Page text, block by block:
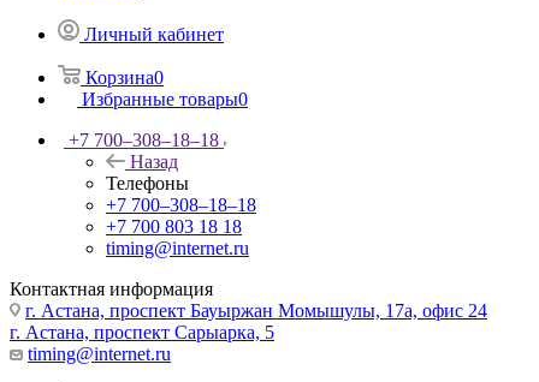
Личный кабинет
Корзина0
Избранные товары0
+7 700‒308‒18‒18
Назад
Телефоны
+7 700‒308‒18‒18
+7 700 803 18 18
timing@internet.ru
Контактная информация
г. Астана, проспект Бауыржан Момышулы, 17а, офис 24
г. Астана, проспект Сарыарка, 5
timing@internet.ru